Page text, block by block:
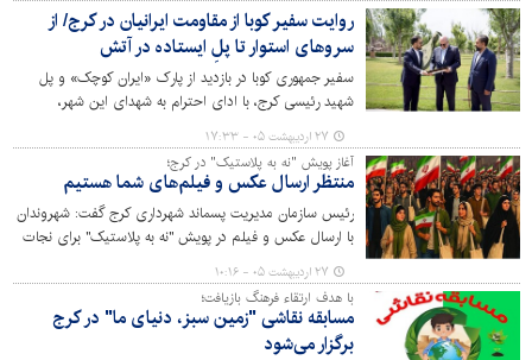
روایت سفیر کوبا از مقاومت ایرانیان در کرج/ از
سروهای استوار تا پلِ ایستاده در آتش
سفیر جمهوری کوبا در بازدید از پارک «ایران کوچک» و پل
شهید رئیسی کرج، با ادای احترام به شهدای این شهر،
مقاومت را وجه مشترک معماری، فرهنگ و تاریخ ایران
دانست.
۲۷ اردیبهشت ۰۵ - ۱۷:۳۳
آغاز پویش "نه به پلاستیک" در کرج؛
منتظر ارسال عکس و فیلم‌های شما هستیم
رئیس سازمان مدیریت پسماند شهرداری کرج گفت: شهروندان
با ارسال عکس و فیلم در پویش "نه به پلاستیک" برای نجات
شهرمان، مشارکت کنند.
۲۷ اردیبهشت ۰۵ - ۱۰:۱۶
با هدف ارتقاء فرهنگ بازیافت؛
مسابقه نقاشی "زمین سبز، دنیای ما" در کرج
برگزار می‌شود